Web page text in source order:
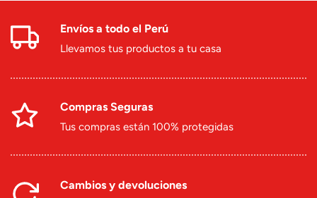
Envíos a todo el Perú
Llevamos tus productos a tu casa
Compras Seguras
Tus compras están 100% protegidas
Cambios y devoluciones